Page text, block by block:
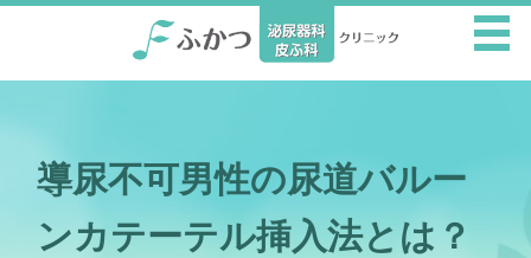
導尿不可男性の尿道バルー
ンカテーテル挿入法とは？